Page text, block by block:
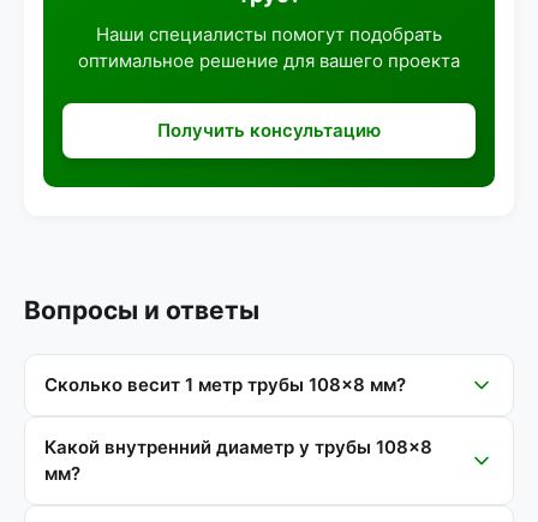
Наши специалисты помогут подобрать
оптимальное решение для вашего проекта
Получить консультацию
Вопросы и ответы
Сколько весит 1 метр трубы 108×8 мм?
Какой внутренний диаметр у трубы 108×8
мм?